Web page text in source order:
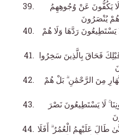
لَا يَكُفُّونَ عَنْ وُجُوهِهِمُ
هُمْ يُنْصَرُونَ
يَسْتَطِيعُونَ رَدَّهَا وَلَا هُمْ
فَحَاقَ بِالَّذِينَ سَخِرُوا
مِنَ الرَّحْمَٰنِ ۗ بَلْ هُمْ
لَا يَسْتَطِيعُونَ نَصْرَ
طَالَ عَلَيْهِمُ الْعُمُرُ ۗ أَفَلَا